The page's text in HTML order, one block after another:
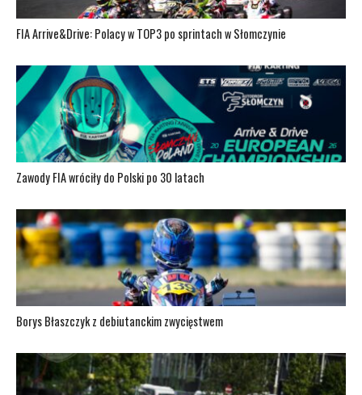
FIA Arrive&Drive: Polacy w TOP3 po sprintach w Słomczynie
Zawody FIA wróciły do Polski po 30 latach
Borys Błaszczyk z debiutanckim zwycięstwem